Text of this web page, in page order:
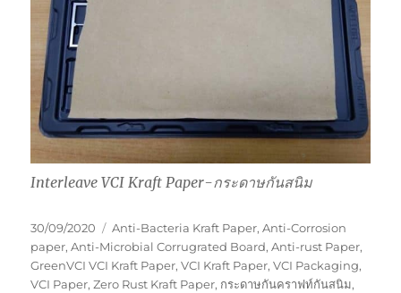
Interleave VCI Kraft Paper-กระดาษกันสนิม
Posted
on
30/09/2020 Tags
Anti-Bacteria Kraft Paper,Anti-Corrosion
paper,Anti-Microbial Corrugrated Board,Anti-rust Paper,
GreenVCI VCI Kraft Paper,VCI Kraft Paper,VCI Packaging,
VCI Paper,Zero Rust Kraft Paper, กระดาษกันคราฟท์กันสนิม,